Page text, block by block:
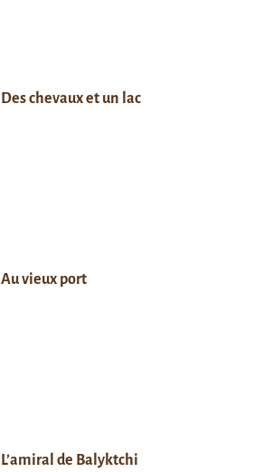
Des chevaux et un lac
Au vieux port
L’amiral de Balyktchi